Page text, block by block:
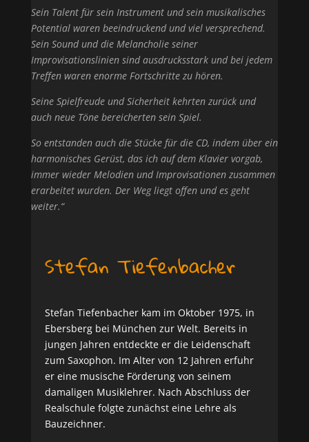
Sein Talent für sein Instrument und sein musikalisches
Potential waren beeindruckend und viel versprechend.
Sein Sound und die Melancholie seiner
Improvisationslinien sind ausdrucksstark und bei jedem
Treffen waren enorme Fortschritte zu hören.
Seine Spielfreude und Sicherheit kehrten zurück und
auch neue Töne bereicherten sein Spiel.
So entstanden auch die Stücke für die CD, indem über ein
harmonisches Gerüst, das ich auf dem Klavier vorgab,
immer wieder Melodien und Improvisationen zusammen
erarbeitet wurden. Der Weg liegt offen und es geht
weiter.“
Stefan Tiefenbacher
Stefan Tiefenbacher kam im Oktober 1975, in
Ebersberg bei München zur Welt. Bereits in
jungen Jahren entdeckte er die Leidenschaft
zum Saxophon. Im Alter von 12 Jahren erfuhr
er eine musische Förderung von seinem
damaligen Musiklehrer. Nach Abschluss der
Realschule folgte zunächst eine Lehre als
Bauzeichner.